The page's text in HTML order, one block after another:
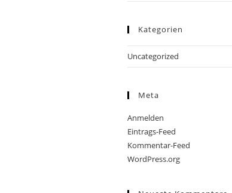
Kategorien
Uncategorized
Meta
Anmelden
Eintrags-Feed
Kommentar-Feed
WordPress.org